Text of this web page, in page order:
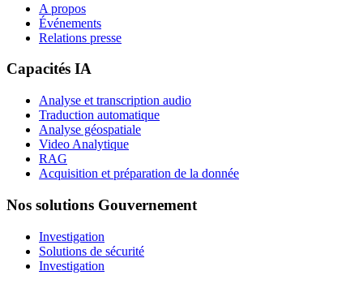
A propos
Événements
Relations presse
Capacités IA
Analyse et transcription audio
Traduction automatique
Analyse géospatiale
Video Analytique
RAG
Acquisition et préparation de la donnée
Nos solutions Gouvernement
Investigation
Solutions de sécurité
Investigation